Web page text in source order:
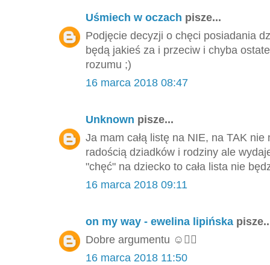
Uśmiech w oczach pisze...
Podjęcie decyzji o chęci posiadania
będą jakieś za i przeciw i chyba
rozumu ;)
16 marca 2018 08:47
Unknown pisze...
Ja mam całą listę na NIE, na TAK
radością dziadków i rodziny ale
"chęć" na dziecko to cała lista nie
16 marca 2018 09:11
on my way - ewelina lipińska
Dobre argumentu ☺️👌🏻
16 marca 2018 11:50